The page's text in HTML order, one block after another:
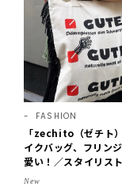
FASHION
「zechito（ゼチト
イクバッグ、フリン
愛い！／スタイリス
さん【おやこども名品
New